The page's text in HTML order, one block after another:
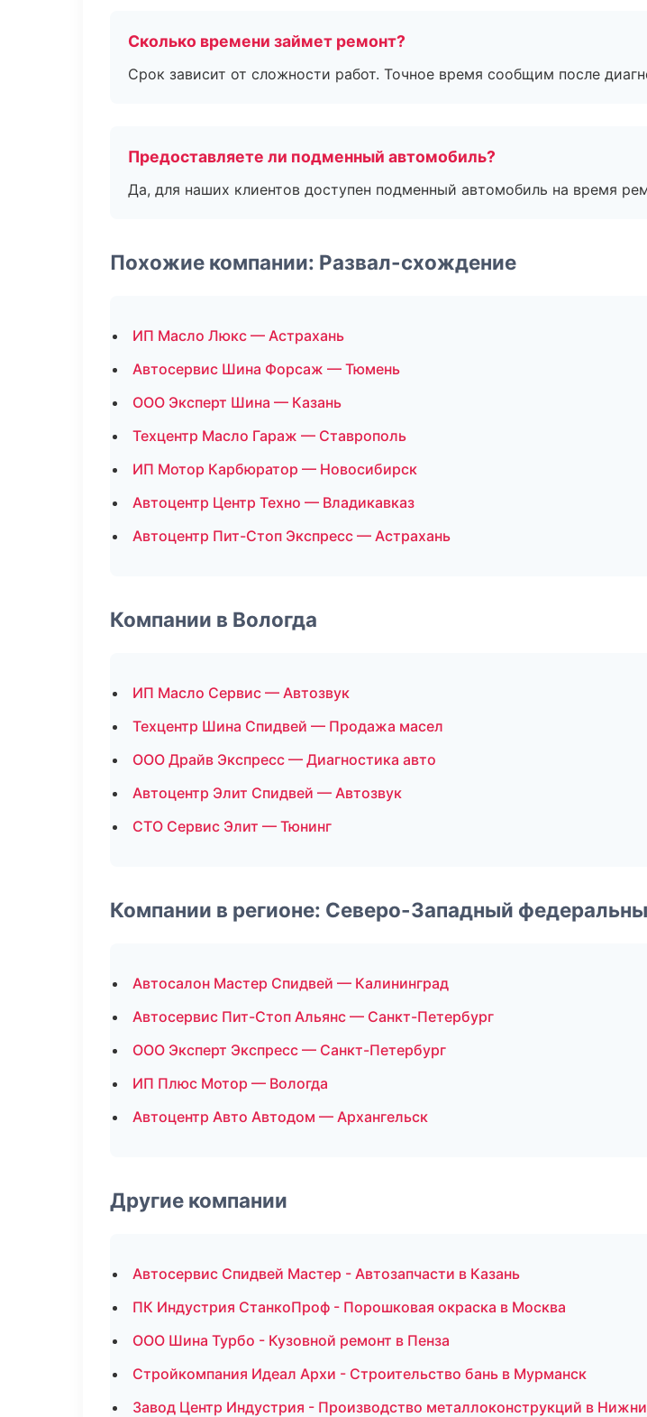
Сколько времени займет ремонт?
Срок зависит от сложности работ. Точное время сообщим после
Предоставляете ли подменный автомобиль?
Да, для наших клиентов доступен подменный автомобиль на время
Похожие компании: Развал-схождение
ИП Масло Люкс — Астрахань
Автосервис Шина Форсаж — Тюмень
ООО Эксперт Шина — Казань
Техцентр Масло Гараж — Ставрополь
ИП Мотор Карбюратор — Новосибирск
Автоцентр Центр Техно — Владикавказ
Автоцентр Пит-Стоп Экспресс — Астрахань
Компании в Вологда
ИП Масло Сервис — Автозвук
Техцентр Шина Спидвей — Продажа масел
ООО Драйв Экспресс — Диагностика авто
Автоцентр Элит Спидвей — Автозвук
СТО Сервис Элит — Тюнинг
Компании в регионе: Северо-Западный
Автосалон Мастер Спидвей — Калининград
Автосервис Пит-Стоп Альянс — Санкт-Петербург
ООО Эксперт Экспресс — Санкт-Петербург
ИП Плюс Мотор — Вологда
Автоцентр Авто Автодом — Архангельск
Другие компании
Автосервис Спидвей Мастер - Автозапчасти в Казань
ПК Индустрия СтанкоПроф - Порошковая окраска в Москва
ООО Шина Турбо - Кузовной ремонт в Пенза
Стройкомпания Идеал Архи - Строительство бань в Мурманск
Завод Центр Индустрия - Производство металлоконструкций в